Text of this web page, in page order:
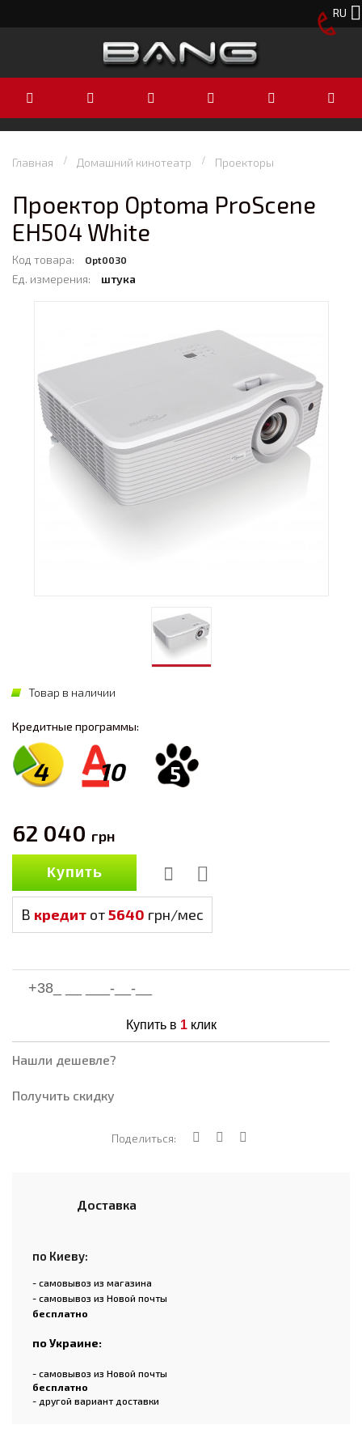
RU
Главная Домашний кинотеатр Проекторы
Проектор Optoma ProScene
EH504 White
Код товара: Opt0030
Ед. измерения: штука
Товар в наличии
Кредитные программы:
4 10 5
62 040 грн
Купить
В кредит от5640 грн/мес
Купить в 1клик
Нашли дешевле?
Получить скидку
Поделиться:
Доставка
по Киеву:
- самовывоз из магазина
- самовывоз из Новой почты
бесплатно
по Украине:
- самовывоз из Новой почты
бесплатно
- другой вариант доставки